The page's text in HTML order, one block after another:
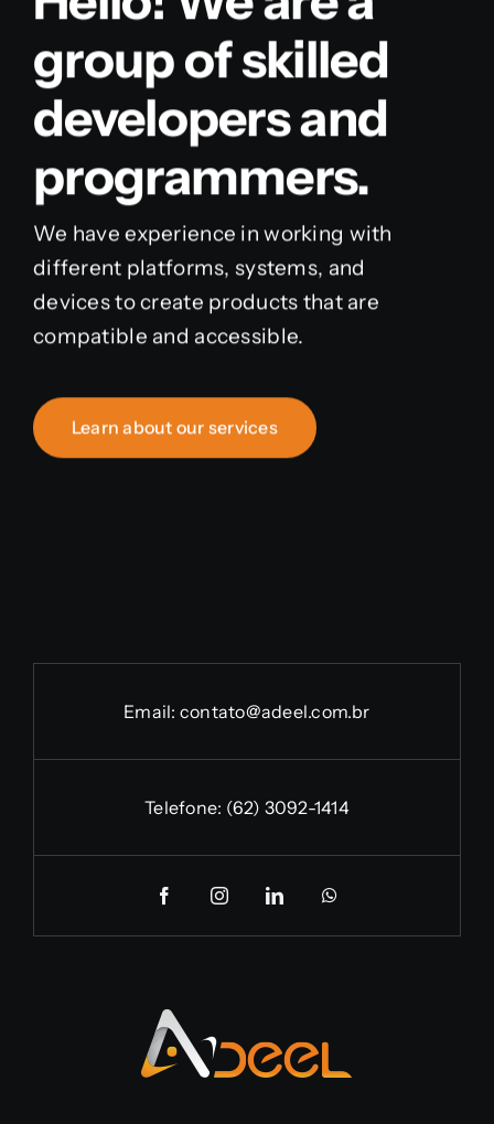
group of skilled
developers and
programmers.
We have experience in working with
different platforms, systems, and
devices to create products that are
compatible and accessible.
Learn about our services
Email: contato@adeel.com.br
Telefone: (62) 3092-1414